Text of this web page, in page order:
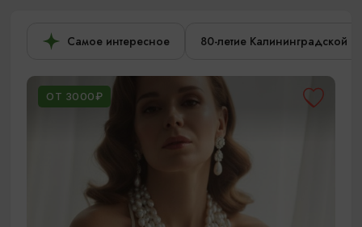
Самое интересное 80-летие Калининградской
ОТ 3000₽